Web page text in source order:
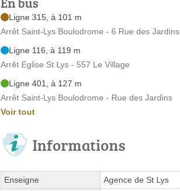
Ligne 315, à 101 m
Arrêt Saint-Lys Boulodrome - 6 Rue des Jardins
Ligne 116, à 119 m
Arrêt Eglise St Lys - 557 Le Village
Ligne 401, à 127 m
Arrêt Saint-Lys Boulodrome - Rue des Jardins
Voir tout
Informations
Enseigne Agence de St Lys